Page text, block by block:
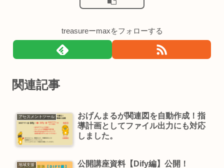
treasureーmaxをフォローする
関連記事
アセスメントツール
おげんまるが関連図を自動作成！指
導計画としてファイル出力にも対応
しました。
地域支援 公開講座資料【Dify編】公開！